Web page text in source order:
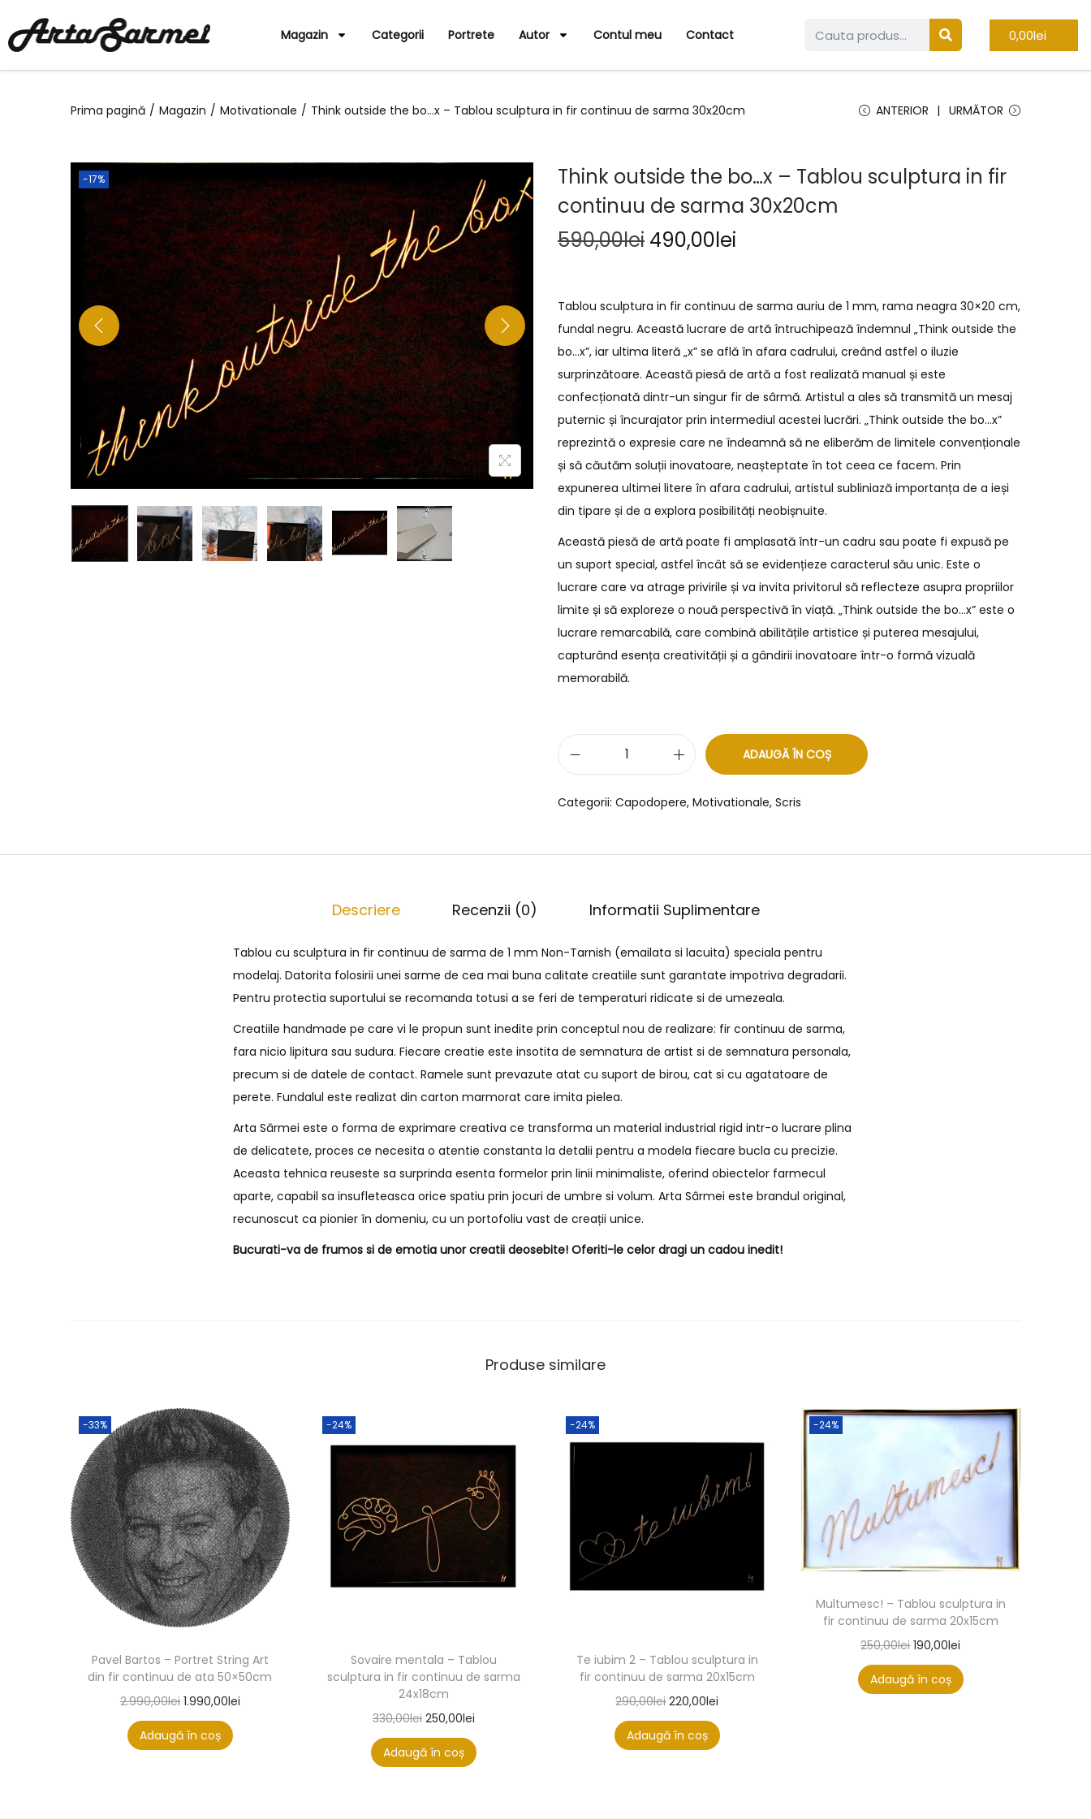
Magazin Categorii Portrete Autor Contul meu Contact 0,00lei
Prima pagină / Magazin / Motivationale / Think outside the bo…x – Tablou sculptura in fir continuu de sarma 30x20cm ANTERIOR URMĂTOR
-17%
Think outside the bo…x – Tablou sculptura in fir
continuu de sarma 30x20cm
590,00lei 490,00lei
Tablou sculptura in fir continuu de sarma auriu de 1 mm, rama neagra 30×20 cm,
fundal negru. Această lucrare de artă întruchipează îndemnul „Think outside the
bo…x”, iar ultima literă „x” se află în afara cadrului, creând astfel o iluzie
surprinzătoare. Această piesă de artă a fost realizată manual și este
confecționată dintr-un singur fir de sârmă. Artistul a ales să transmită un mesaj
puternic și încurajator prin intermediul acestei lucrări. „Think outside the bo…x”
reprezintă o expresie care ne îndeamnă să ne eliberăm de limitele convenționale
și să căutăm soluții inovatoare, neașteptate în tot ceea ce facem. Prin
expunerea ultimei litere în afara cadrului, artistul subliniază importanța de a ieși
din tipare și de a explora posibilități neobișnuite.
Această piesă de artă poate fi amplasată într-un cadru sau poate fi expusă pe
un suport special, astfel încât să se evidențieze caracterul său unic. Este o
lucrare care va atrage privirile și va invita privitorul să reflecteze asupra propriilor
limite și să exploreze o nouă perspectivă în viață. „Think outside the bo…x” este o
lucrare remarcabilă, care combină abilitățile artistice și puterea mesajului,
capturând esența creativității și a gândirii inovatoare într-o formă vizuală
memorabilă.
ADAUGĂ ÎN COȘ
Categorii: Capodopere, Motivationale, Scris
Descriere Recenzii (0) Informatii Suplimentare
Tablou cu sculptura in fir continuu de sarma de 1 mm Non-Tarnish (emailata si lacuita) speciala pentru
modelaj. Datorita folosirii unei sarme de cea mai buna calitate creatiile sunt garantate impotriva degradarii.
Pentru protectia suportului se recomanda totusi a se feri de temperaturi ridicate si de umezeala.
Creatiile handmade pe care vi le propun sunt inedite prin conceptul nou de realizare: fir continuu de sarma,
fara nicio lipitura sau sudura. Fiecare creatie este insotita de semnatura de artist si de semnatura personala,
precum si de datele de contact. Ramele sunt prevazute atat cu suport de birou, cat si cu agatatoare de
perete. Fundalul este realizat din carton marmorat care imita pielea.
Arta Sârmei este o forma de exprimare creativa ce transforma un material industrial rigid intr-o lucrare plina
de delicatete, proces ce necesita o atentie constanta la detalii pentru a modela fiecare bucla cu precizie.
Aceasta tehnica reuseste sa surprinda esenta formelor prin linii minimaliste, oferind obiectelor farmecul
aparte, capabil sa insufleteasca orice spatiu prin jocuri de umbre si volum. Arta Sârmei este brandul original,
recunoscut ca pionier în domeniu, cu un portofoliu vast de creații unice.
Bucurati-va de frumos si de emotia unor creatii deosebite! Oferiti-le celor dragi un cadou inedit!
Produse similare
-33%
Pavel Bartos – Portret String Art
din fir continuu de ata 50×50cm
2.990,00lei 1.990,00lei
Adaugă în coș
-24%
Sovaire mentala – Tablou
sculptura in fir continuu de sarma
24x18cm
330,00lei 250,00lei
Adaugă în coș
-24%
Te iubim 2 – Tablou sculptura in
fir continuu de sarma 20x15cm
290,00lei 220,00lei
Adaugă în coș
-24%
Multumesc! – Tablou sculptura in
fir continuu de sarma 20x15cm
250,00lei 190,00lei
Adaugă în coș